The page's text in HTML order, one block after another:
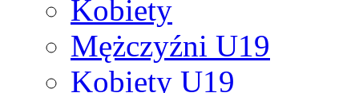
Kobiety
Mężczyźni U19
Kobiety U19